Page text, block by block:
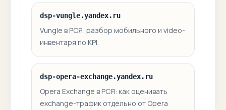
dsp-vungle.yandex.ru
Vungle в РСЯ: разбор мобильного и video-
инвентаря по KPI.
dsp-opera-exchange.yandex.ru
Opera Exchange в РСЯ: как оценивать
exchange-трафик отдельно от Opera